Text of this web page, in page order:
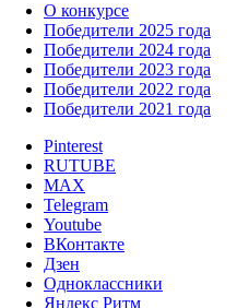
О конкурсе
Победители 2025 года
Победители 2024 года
Победители 2023 года
Победители 2022 года
Победители 2021 года
Pinterest
RUTUBE
MAX
Telegram
Youtube
ВКонтакте
Дзен
Одноклассники
Яндекс Ритм